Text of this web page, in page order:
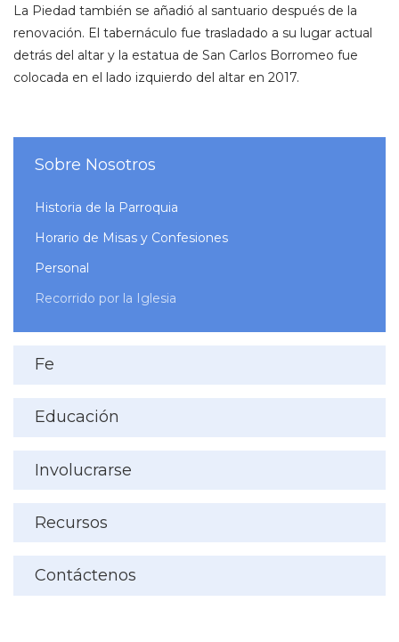
La Piedad también se añadió al santuario después de la
renovación. El tabernáculo fue trasladado a su lugar actual
detrás del altar y la estatua de San Carlos Borromeo fue
colocada en el lado izquierdo del altar en 2017.
Sobre Nosotros
Historia de la Parroquia
Horario de Misas y Confesiones
Personal
Recorrido por la Iglesia
Fe
Educación
Involucrarse
Recursos
Contáctenos